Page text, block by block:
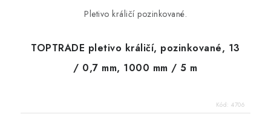
Pletivo králičí pozinkované.
TOPTRADE pletivo králičí, pozinkované, 13
/ 0,7 mm, 1000 mm / 5 m
Kód: 4706